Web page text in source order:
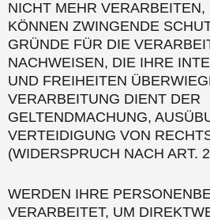
NICHT MEHR
KÖNNEN ZWINGENDE
GRÜNDE FÜR DIE
NACHWEISEN, DIE IHRE
UND FREIHEITEN
VERARBEITUNG DIENT DER
GELTENDMACHUNG,
VERTEIDIGUNG VON
(WIDERSPRUCH NACH ART.
WERDEN IHRE
VERARBEITET, UM